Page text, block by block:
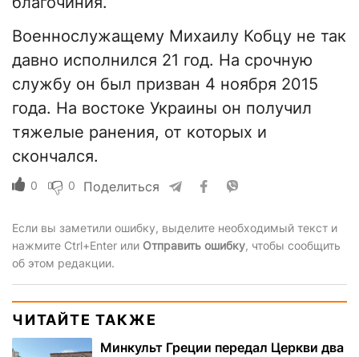
Военнослужащему Михаилу Кобцу не так
давно исполнился 21 год. На срочную
службу он был призван 4 ноября 2015
года. На востоке Украины он получил
тяжелые ранения, от которых и
скончался.
0 0 Поделиться
Если вы заметили ошибку, выделите необходимый текст и
нажмите Ctrl+Enter или Отправить ошибку, чтобы сообщить
об этом редакции.
ЧИТАЙТЕ ТАКЖЕ
Минкульт Греции передал Церкви два